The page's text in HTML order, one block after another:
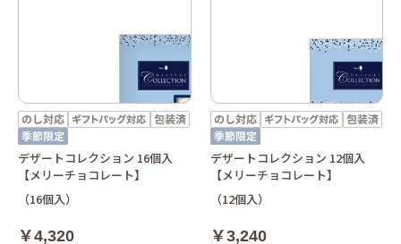
デザートコレクション 16個入
【メリーチョコレート】
（16個入）
￥4,320
デザートコレクション 12個入
【メリーチョコレート】
（12個入）
￥3,240